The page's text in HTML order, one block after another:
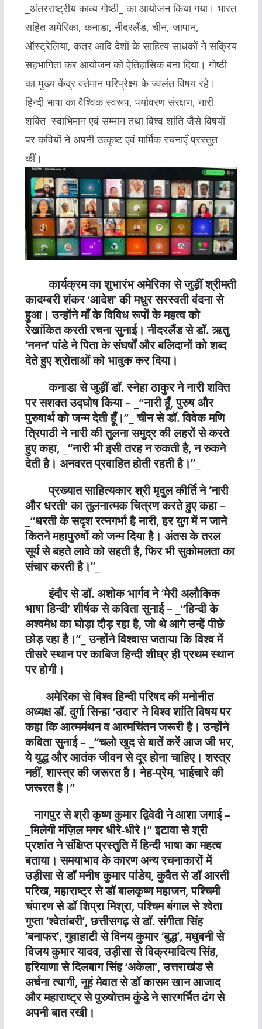
_अंतरराष्ट्रीय काव्य गोष्ठी_ का आयोजन किया गया। भारत
सहित अमेरिका, कनाडा, नीदरलैंड, चीन, जापान,
ऑस्ट्रेलिया, कतर आदि देशों के साहित्य साधकों ने सक्रिय
सहभागिता कर आयोजन को ऐतिहासिक बना दिया। गोष्ठी
का मुख्य केंद्र वर्तमान परिप्रेक्ष्य के ज्वलंत विषय रहे।
हिन्दी भाषा का वैश्विक स्वरूप, पर्यावरण संरक्षण, नारी
शक्ति स्वाभिमान एवं सम्मान तथा विश्व शांति जैसे विषयों
पर कवियों ने अपनी उत्कृष्ट एवं मार्मिक रचनाएँ प्रस्तुत
कीं।
कार्यक्रम का शुभारंभ अमेरिका से जुड़ीं श्रीमती
कादम्बरी शंकर ‘आदेश’ की मधुर सरस्वती वंदना से
हुआ। उन्होंने माँ के विविध रूपों के महत्व को
रेखांकित करती रचना सुनाई। नीदरलैंड से डॉ. ऋतु
‘ननन’ पांडे ने पिता के संघर्षों और बलिदानों को शब्द
देते हुए श्रोताओं को भावुक कर दिया।
कनाडा से जुड़ीं डॉ. स्नेहा ठाकुर ने नारी शक्ति
पर सशक्त उद्घोष किया – _“नारी हूँ, पुरुष और
पुरुषार्थ को जन्म देती हूँ।”_ चीन से डॉ. विवेक मणि
त्रिपाठी ने नारी की तुलना समुद्र की लहरों से करते
हुए कहा, _“नारी भी इसी तरह न रुकती है, न रुकने
देती है। अनवरत प्रवाहित होती रहती है।”_
प्रख्यात साहित्यकार श्री मृदुल कीर्ति ने ‘नारी
और धरती’ का तुलनात्मक चित्रण करते हुए कहा –
_“धरती के सदृश रत्नगर्भा है नारी, हर युग में न जाने
कितने महापुरुषों को जन्म दिया है। अंतस के तरल
सूर्य से बहते लावे को सहती है, फिर भी सुकोमलता का
संचार करती है।”_
इंदौर से डॉ. अशोक भार्गव ने ‘मेरी अलौकिक
भाषा हिन्दी’ शीर्षक से कविता सुनाई – _“हिन्दी के
अश्वमेध का घोड़ा दौड़ रहा है, जो थे आगे उन्हें पीछे
छोड़ रहा है।”_ उन्होंने विश्वास जताया कि विश्व में
तीसरे स्थान पर काबिज हिन्दी शीघ्र ही प्रथम स्थान
पर होगी।
अमेरिका से विश्व हिन्दी परिषद की मनोनीत
अध्यक्ष डॉ. दुर्गा सिन्हा ‘उदार’ ने विश्व शांति विषय पर
कहा कि आत्ममंथन व आत्मचिंतन जरूरी है। उन्होंने
कविता सुनाई – _“चलो खुद से बातें करें आज जी भर,
ये युद्ध और आतंक जीवन से दूर होना चाहिए। शस्त्र
नहीं, शास्त्र की जरूरत है। नेह-प्रेम, भाईचारे की
जरूरत है।”
नागपुर से श्री कृष्ण कुमार द्विवेदी ने आशा जगाई –
_मिलेगी मंज़िल मगर धीरे-धीरे।” इटावा से श्री
प्रशांत ने संक्षिप्त प्रस्तुति में हिन्दी भाषा का महत्व
बताया। समयाभाव के कारण अन्य रचनाकारों में
उड़ीसा से डॉ मनीष कुमार पांडेय, कुवैत से डॉ आरती
परिख, महाराष्ट्र से डॉ बालकृष्ण महाजन, पश्चिमी
चंपारण से डॉ शिप्रा मिश्रा, पश्चिम बंगाल से श्वेता
गुप्ता ‘श्वेतांबरी’, छत्तीसगढ़ से डॉ. संगीता सिंह
‘बनाफर’, गुवाहाटी से विनय कुमार ‘बुद्ध’, मधुबनी से
विजय कुमार यादव, उड़ीसा से विक्रमादित्य सिंह,
हरियाणा से दिलबाग सिंह ‘अकेला’, उत्तराखंड से
अर्चना त्यागी, नूहं मेवात से डॉ कासम खान आजाद
और महाराष्ट्र से पुरुषोत्तम कुंडे ने सारगर्भित ढंग से
अपनी बात रखी।